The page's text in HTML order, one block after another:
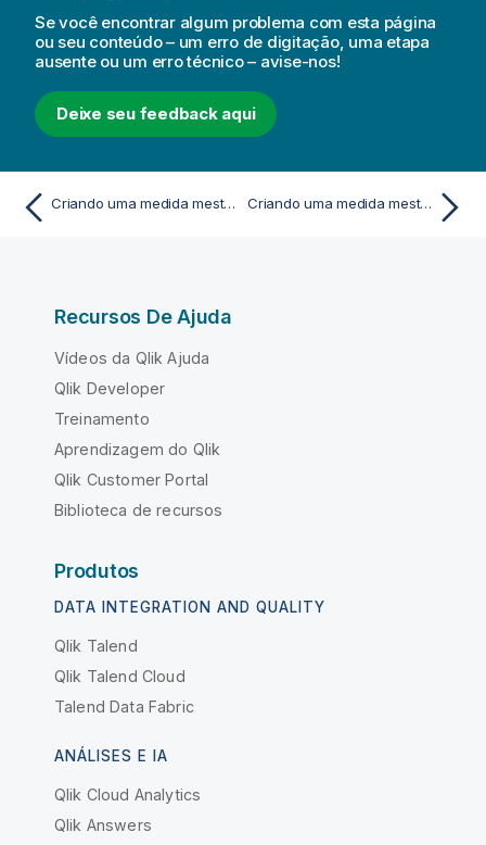
Se você encontrar algum problema com esta página
ou seu conteúdo – um erro de digitação, uma etapa
ausente ou um erro técnico – avise-nos!
Deixe seu feedback aqui
Criando uma medida mestre a partir de um campo Criando uma medida mestre digitando a expressão
Recursos De Ajuda
Vídeos da Qlik Ajuda
Qlik Developer
Treinamento
Aprendizagem do Qlik
Qlik Customer Portal
Biblioteca de recursos
Produtos
DATA INTEGRATION AND QUALITY
Qlik Talend
Qlik Talend Cloud
Talend Data Fabric
ANÁLISES E IA
Qlik Cloud Analytics
Qlik Answers